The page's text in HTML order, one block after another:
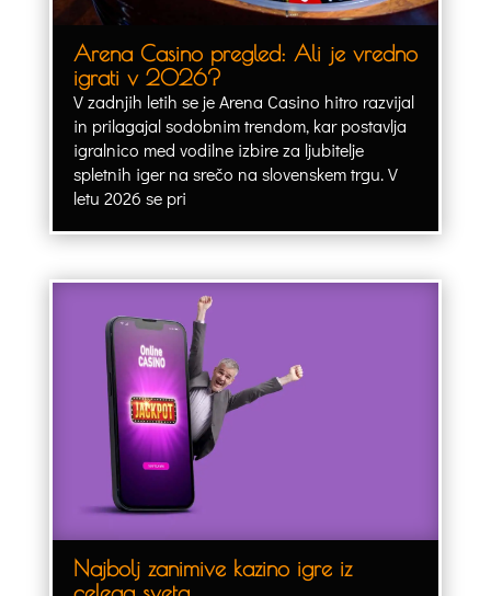
Arena Casino pregled: Ali je vredno
igrati v 2026?
V zadnjih letih se je Arena Casino hitro razvijal
in prilagajal sodobnim trendom, kar postavlja
igralnico med vodilne izbire za ljubitelje
spletnih iger na srečo na slovenskem trgu. V
letu 2026 se pri
Najbolj zanimive kazino igre iz